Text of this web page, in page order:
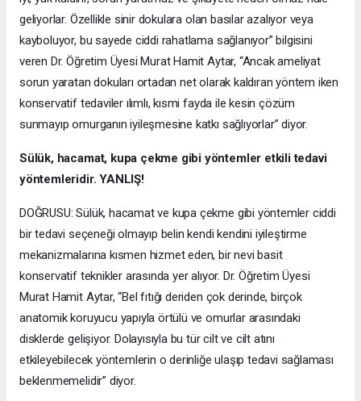
geliyorlar. Özellikle sinir dokulara olan basılar azalıyor veya
kayboluyor, bu sayede ciddi rahatlama sağlanıyor” bilgisini
veren Dr. Öğretim Üyesi Murat Hamit Aytar, “Ancak ameliyat
sorun yaratan dokuları ortadan net olarak kaldıran yöntem iken
konservatif tedaviler ılımlı, kısmi fayda ile kesin çözüm
sunmayıp omurganın iyileşmesine katkı sağlıyorlar” diyor.
Sülük, hacamat, kupa çekme gibi yöntemler etkili tedavi
yöntemleridir. YANLIŞ!
DOĞRUSU: Sülük, hacamat ve kupa çekme gibi yöntemler ciddi
bir tedavi seçeneği olmayıp belin kendi kendini iyileştirme
mekanizmalarına kısmen hizmet eden, bir nevi basit
konservatif teknikler arasında yer alıyor. Dr. Öğretim Üyesi
Murat Hamit Aytar, “Bel fıtığı deriden çok derinde, birçok
anatomik koruyucu yapıyla örtülü ve omurlar arasındaki
disklerde gelişiyor. Dolayısıyla bu tür cilt ve cilt atını
etkileyebilecek yöntemlerin o derinliğe ulaşıp tedavi sağlaması
beklenmemelidir” diyor.